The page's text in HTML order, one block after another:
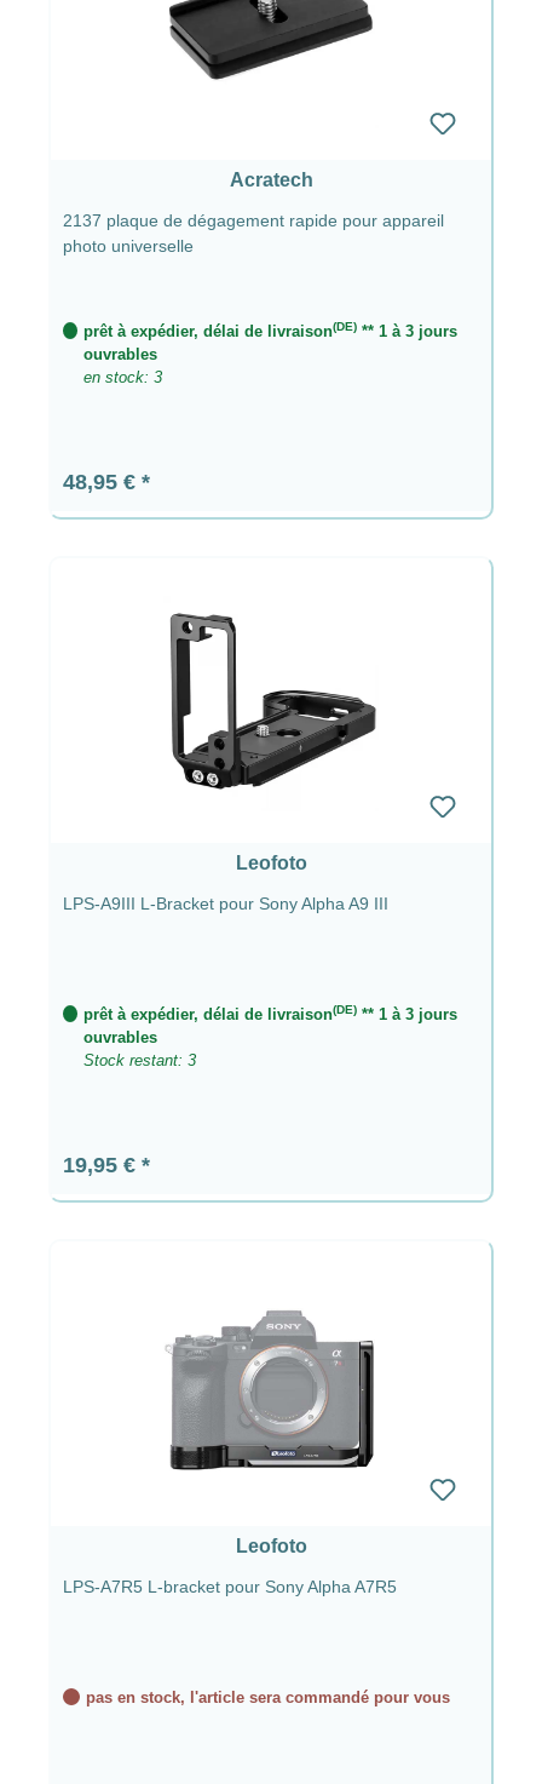
Acratech
2137 plaque de dégagement rapide pour appareil
photo universelle
prêt à expédier, délai de livraison(DE) ** 1 à 3 jours
ouvrables
en stock: 3
Prix régulier :
48,95 €
Leofoto
LPS-A9III L-Bracket pour Sony Alpha A9 III
prêt à expédier, délai de livraison(DE) ** 1 à 3 jours
ouvrables
Stock restant: 3
Prix régulier :
19,95 €
Leofoto
LPS-A7R5 L-bracket pour Sony Alpha A7R5
pas en stock, l'article sera commandé pour vous